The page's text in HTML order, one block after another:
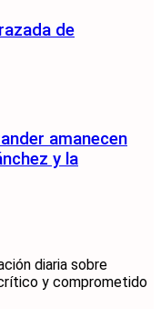
de
amanecen
y la
diaria sobre
y comprometido